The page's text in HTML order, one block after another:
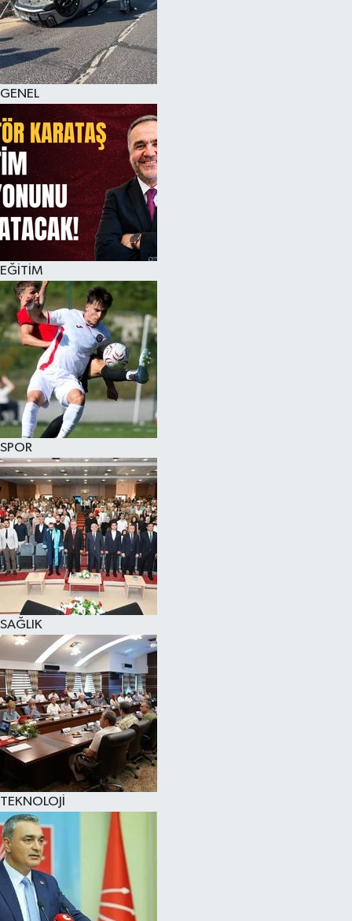
GENEL
EĞİTİM
SPOR
SAĞLIK
TEKNOLOJİ
KÜLTÜR SANAT
MAGAZİN
SAĞLIK
SİYASET
SPOR
TEKNOLOJİ
VİZYONDAKİLER
YAŞAM